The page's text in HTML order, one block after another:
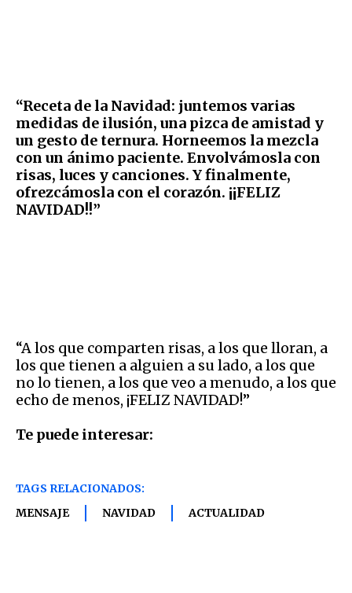
“Receta de la Navidad: juntemos varias
medidas de ilusión, una pizca de amistad y
un gesto de ternura. Horneemos la mezcla
con un ánimo paciente. Envolvámosla con
risas, luces y canciones. Y finalmente,
ofrezcámosla con el corazón. ¡¡FELIZ
NAVIDAD!!”
“A los que comparten risas, a los que lloran, a
los que tienen a alguien a su lado, a los que
no lo tienen, a los que veo a menudo, a los que
echo de menos, ¡FELIZ NAVIDAD!”
Te puede interesar:
TAGS RELACIONADOS:
MENSAJE
NAVIDAD ACTUALIDAD